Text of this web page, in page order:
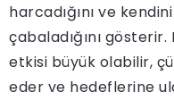
harcadığını ve
çabaladığını
etkisi büyük olabilir,
eder ve hedeflerine